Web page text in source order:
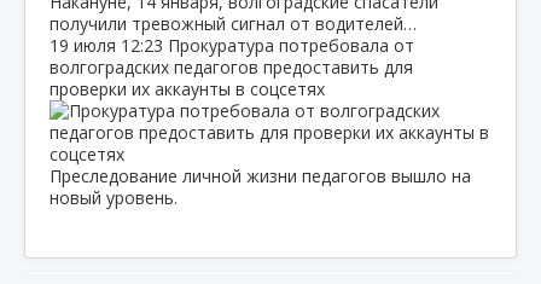
получили тревожный сигнал от водителей…
19 июля 12:23 Прокуратура потребовала от
волгоградских педагогов предоставить для
проверки их аккаунты в соцсетях
Преследование личной жизни педагогов вышло на
новый уровень.